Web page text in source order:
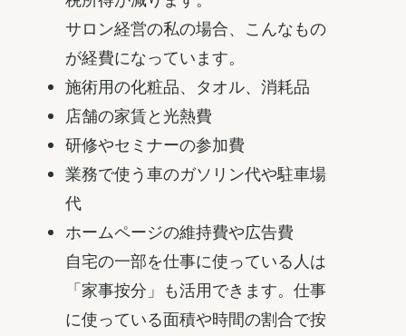
サロン経営の私の場合、こんなもの
が経費になっています。
施術用の化粧品、タオル、消耗品
店舗の家賃と光熱費
研修やセミナーの参加費
業務で使う車のガソリン代や駐車場
代
ホームページの維持費や広告費
自宅の一部を仕事に使っている人は
「家事按分」も活用できます。仕事
に使っている面積や時間の割合で按